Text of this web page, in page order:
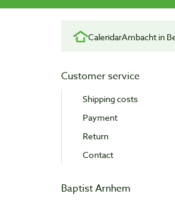
CalendarAmbacht in
Customer service
Shipping costs
Payment
Return
Contact
Baptist Arnhem